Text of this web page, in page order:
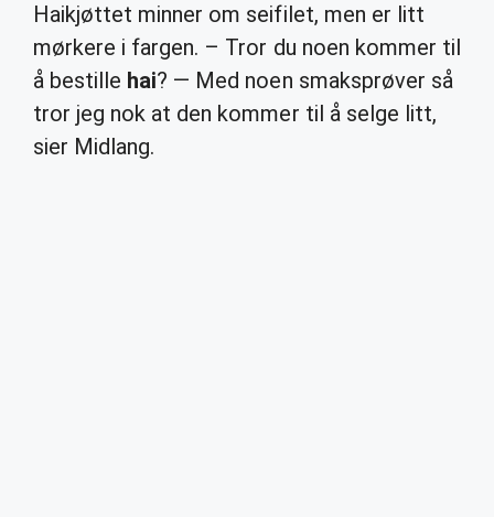
Haikjøttet minner om seifilet, men er litt
mørkere i fargen. – Tror du noen kommer til
å bestille hai? — Med noen smaksprøver så
tror jeg nok at den kommer til å selge litt,
sier Midlang.